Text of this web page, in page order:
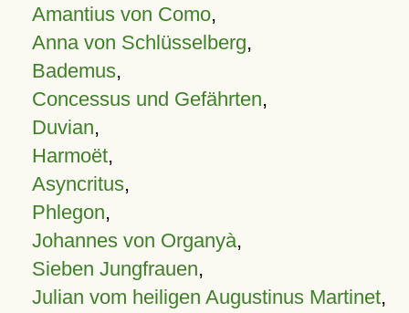
Amantius von Como,
Anna von Schlüsselberg,
Bademus,
Concessus und Gefährten,
Duvian,
Harmoët,
Asyncritus,
Phlegon,
Johannes von Organyà,
Sieben Jungfrauen,
Julian vom heiligen Augustinus Martinet,